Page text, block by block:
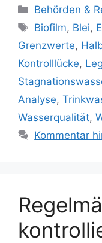
Kategorien
Behörden &
Schlagwörter
Biofilm, Blei,
Grenzwerte,
Kontrolllücke,
Analyse,
Wasserqualität,
Kommentar